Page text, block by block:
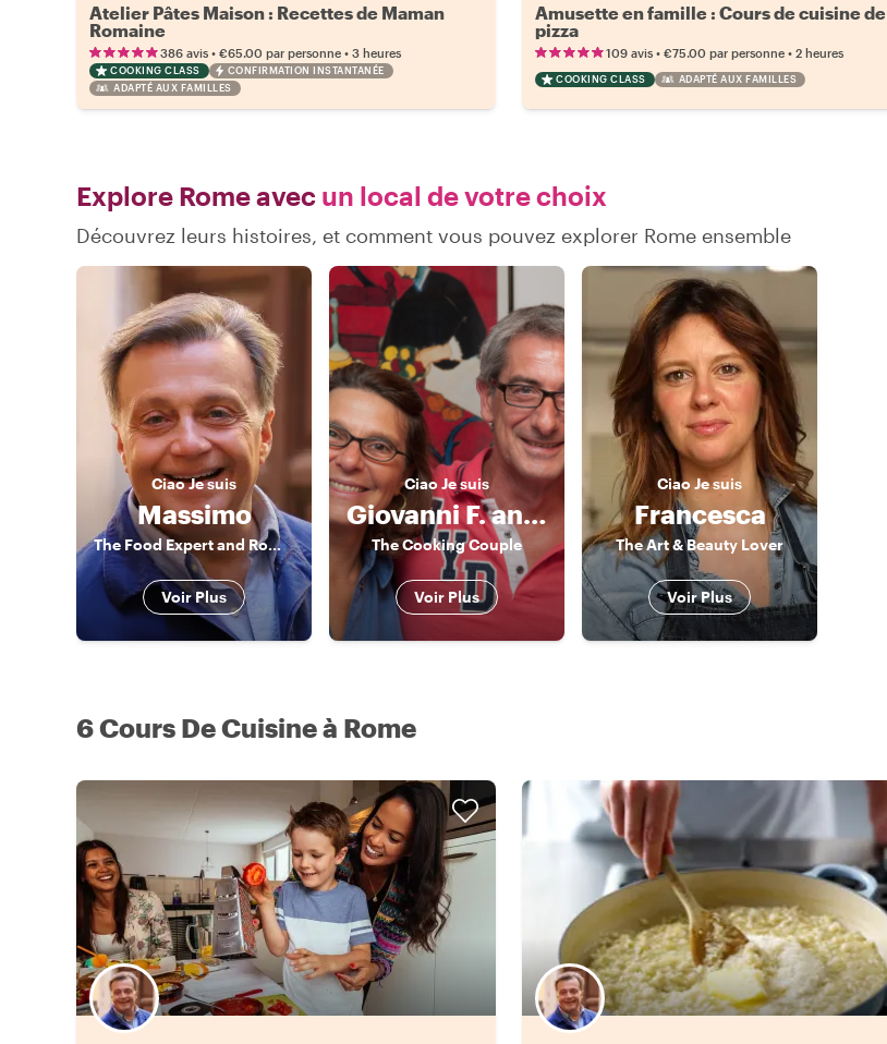
Atelier Pâtes Maison : Recettes de Maman
Romaine
386 avis • €65.00 par personne • 3 heures
COOKING CLASS
CONFIRMATION INSTANTANÉE
ADAPTÉ AUX FAMILLES
Amusette en famille : Cours de cuisine de
pizza
109 avis •€75.00 par personne •2 heures
COOKING CLASS ADAPTÉ AUX FAMILLES
Explore Rome avec un local de votre choix
Découvrez leurs histoires, et comment vous pouvez explorer Rome ensemble
CiaoJe suis
Massimo
The Food Expert and Rome connoisseur
Voir Plus
CiaoJe suis
Giovanni F. and Claudia
The Cooking Couple
Voir Plus
CiaoJe suis
Francesca
The Art & Beauty Lover
Voir Plus
6 Cours De Cuisine à Rome